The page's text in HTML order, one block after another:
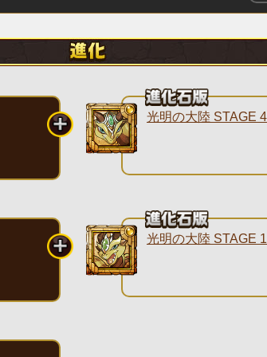
光明の大陸 STAGE 4
光明の大陸 STAGE